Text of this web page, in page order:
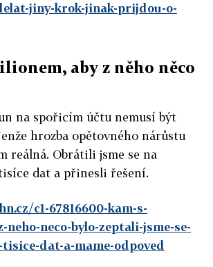
jiny-krok-jinak-prijdou-o-
aby z něho něco
na spořicím účtu nemusí být
hrozba opětovného nárůstu
reálná. Obrátili jsme se na
dat a přinesli řešení.
c1-67816600-kam-s-
neho-neco-bylo-zeptali-jsme-se-
dat-a-mame-odpoved